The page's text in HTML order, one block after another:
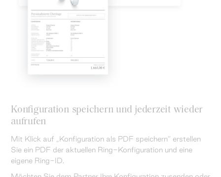
Konfiguration speichern und jederzeit wieder
aufrufen
Mit Klick auf „Konfiguration als PDF speichern“ erstellen
Sie ein PDF der aktuellen Ring-Konfiguration und eine
eigene Ring-ID.